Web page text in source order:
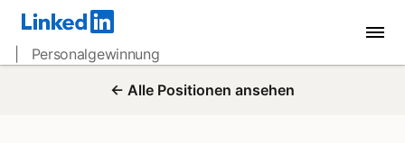
| Personalgewinnung
← Alle Positionen ansehen